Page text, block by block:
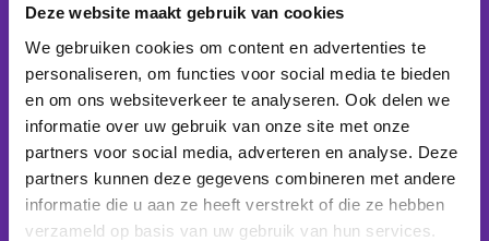
Deze website maakt gebruik van cookies
We gebruiken cookies om content en advertenties te
personaliseren, om functies voor social media te bieden
en om ons websiteverkeer te analyseren. Ook delen we
informatie over uw gebruik van onze site met onze
partners voor social media, adverteren en analyse. Deze
partners kunnen deze gegevens combineren met andere
informatie die u aan ze heeft verstrekt of die ze hebben
verzameld op basis van uw gebruik van hun services.
Producten
Domeinnaam
E-mail
Webhosting